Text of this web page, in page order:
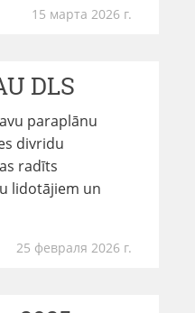
15 марта 2026 г.
DLS
paraplānu
divridu
radīts
lidotājiem un
25 февраля 2026 г.